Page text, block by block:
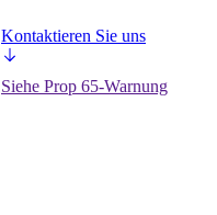
Kontaktieren Sie uns
Siehe Prop 65-Warnung